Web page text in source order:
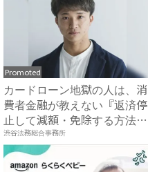
Promoted
カードローン地獄の人は、消
費者金融が教えない『返済停
止して減額・免除する方法』
で...
渋谷法務総合事務所